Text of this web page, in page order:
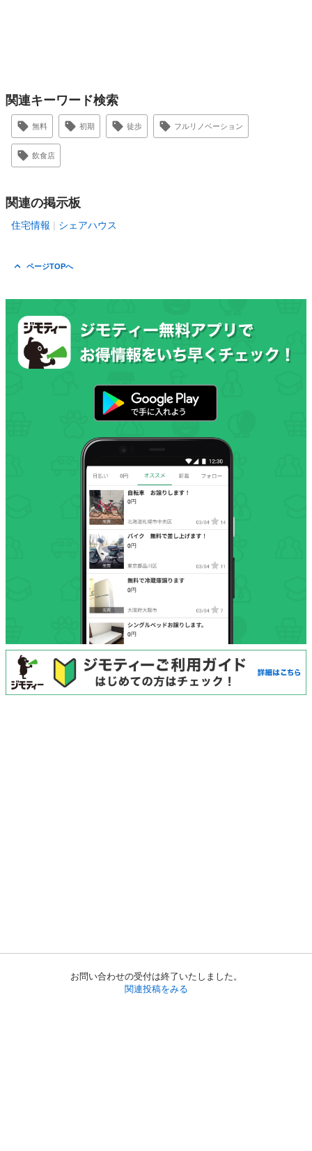
お問い合わせの受付は終了いたしました。
関連投稿をみる
関連キーワード検索
無料 初期 徒歩 フルリノベーション
飲食店
関連の掲示板
住宅情報 シェアハウス
ページTOPへ